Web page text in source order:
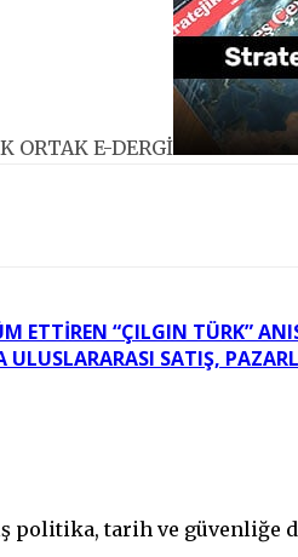
ORTAK E-DERGİ
ETTIREN “ÇILGIN TÜRK”
SATIŞ,
politika, tarih ve